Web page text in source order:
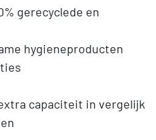
gerecyclede en
hygieneproducten
capaciteit in vergelijk